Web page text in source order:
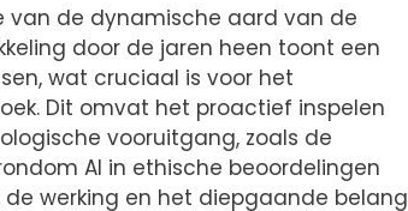
van de dynamische aard van de
door de jaren heen toont een
wat cruciaal is voor het
Dit omvat het proactief inspelen
vooruitgang, zoals de
AI in ethische beoordelingen
werking en het diepgaande belang